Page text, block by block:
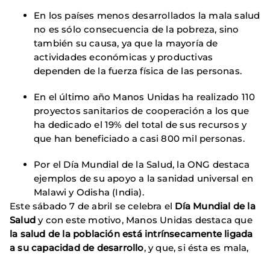
En los países menos desarrollados la mala salud
no es sólo consecuencia de la pobreza, sino
también su causa, ya que la mayoría de
actividades económicas y productivas
dependen de la fuerza física de las personas.
En el último año Manos Unidas ha realizado 110
proyectos sanitarios de cooperación a los que
ha dedicado el 19% del total de sus recursos y
que han beneficiado a casi 800 mil personas.
Por el Día Mundial de la Salud, la ONG destaca
ejemplos de su apoyo a la sanidad universal en
Malawi y Odisha (India).
Este sábado 7 de abril se celebra el Día Mundial de la
Salud y con este motivo, Manos Unidas destaca que
la salud de la población está intrínsecamente ligada
a su capacidad de desarrollo, y que, si ésta es mala,